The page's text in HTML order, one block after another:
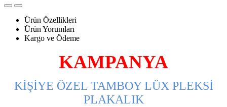
Ürün Özellikleri
Ürün Yorumları
Kargo ve Ödeme
KAMPANYA
KİŞİYE ÖZEL TAMBOY LÜX PLEKSİ
PLAKALIK